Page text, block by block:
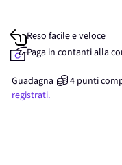
Reso facile e veloce
Paga in contanti alla
Guadagna 4 punti
registrati.